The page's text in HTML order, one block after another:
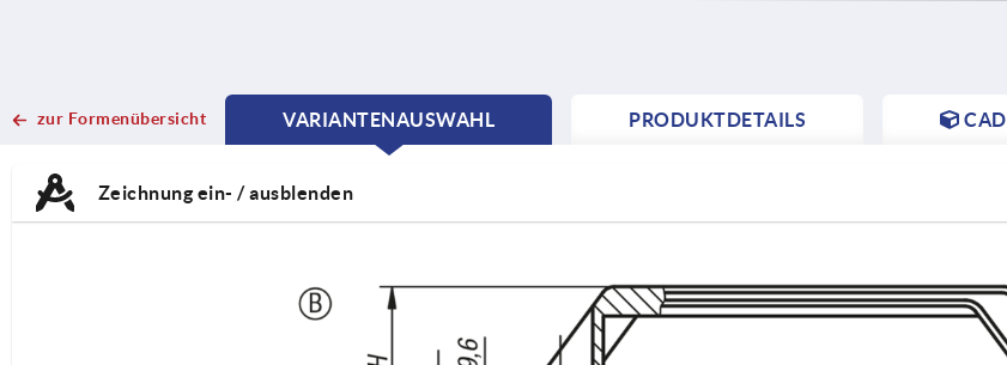
zur Formenübersicht
VARIANTENAUSWAHL
CURRENT
CURRENT
PRODUKTDETAILS CAD
Zeichnung ein- / ausblenden